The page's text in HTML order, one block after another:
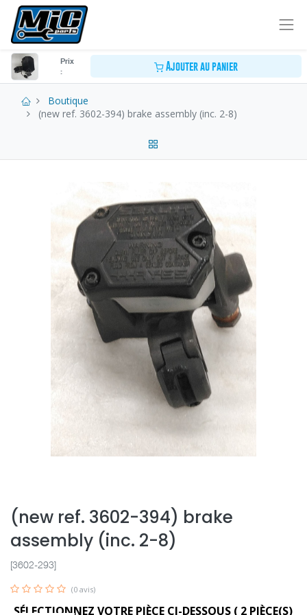
Prix
:
Ajouter au panier
Boutique
(new ref. 3602-394) brake assembly (inc. 2-8)
(new ref. 3602-394) brake
assembly (inc. 2-8)
[3602-293]
(0 avis)
SÉLECTIONNEZ VOTRE PIÈCE CI-DESSOUS ( 2 PIÈCE(S)